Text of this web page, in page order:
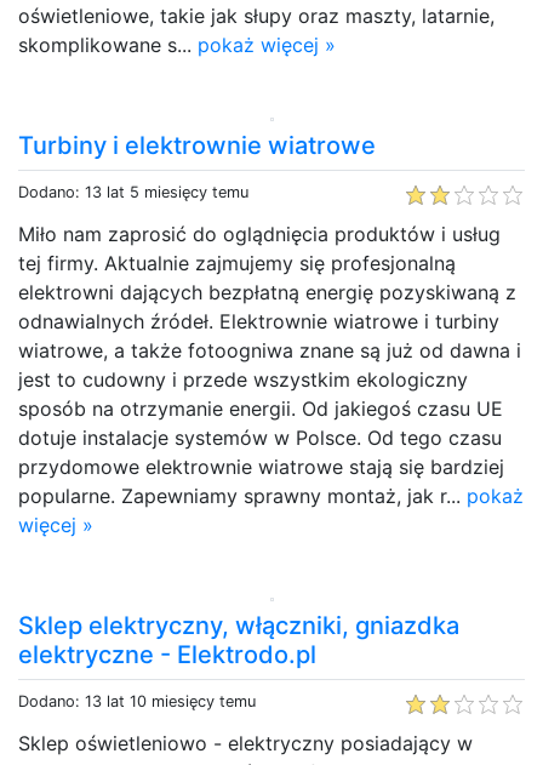
oświetleniowe, takie jak słupy oraz maszty, latarnie,
skomplikowane s... pokaż więcej »
Turbiny i elektrownie wiatrowe
Dodano: 13 lat 5 miesięcy temu
Miło nam zaprosić do oglądnięcia produktów i usług
tej firmy. Aktualnie zajmujemy się profesjonalną
elektrowni dających bezpłatną energię pozyskiwaną z
odnawialnych źródeł. Elektrownie wiatrowe i turbiny
wiatrowe, a także fotoogniwa znane są już od dawna i
jest to cudowny i przede wszystkim ekologiczny
sposób na otrzymanie energii. Od jakiegoś czasu UE
dotuje instalacje systemów w Polsce. Od tego czasu
przydomowe elektrownie wiatrowe stają się bardziej
popularne. Zapewniamy sprawny montaż, jak r... pokaż
więcej »
Sklep elektryczny, włączniki, gniazdka
elektryczne - Elektrodo.pl
Dodano: 13 lat 10 miesięcy temu
Sklep oświetleniowo - elektryczny posiadający w